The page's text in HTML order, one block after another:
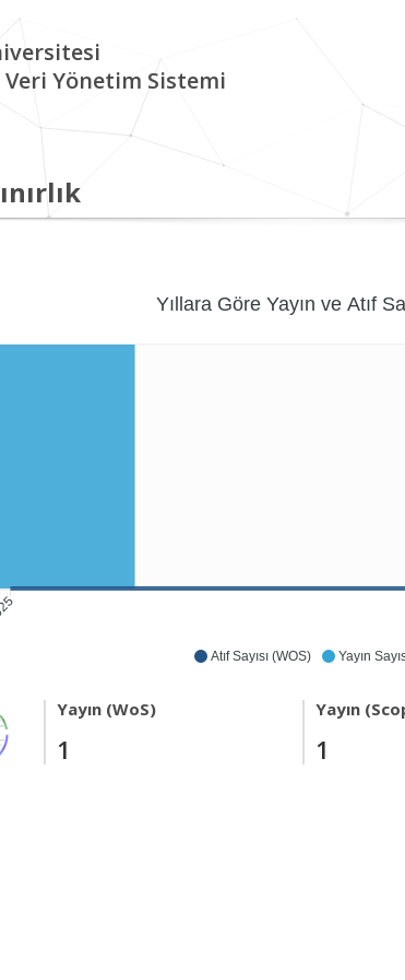
Yönetim Sistemi
Atıf Sayısı (WOS) Yayın
Yıllara Göre Yayın ve Atıf
Yayın (WoS)
1
Yayın
1